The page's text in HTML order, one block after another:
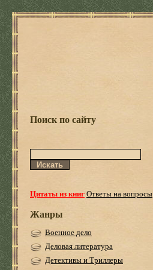
Поиск по сайту
Цитаты из книгОтветы на вопросы
Жанры
Военное дело
Деловая литература
Детективы и Триллеры